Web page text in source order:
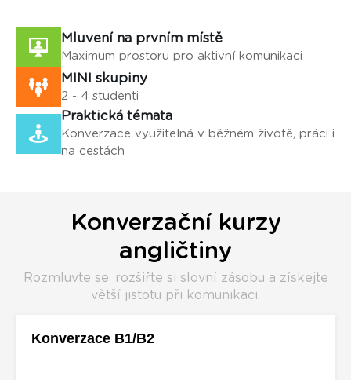
Mluvení na prvním místě
Maximum prostoru pro aktivní komunikaci
MINI skupiny
2 - 4 studenti
Praktická témata
Konverzace využitelná v běžném životě, práci i
na cestách
Konverzační kurzy
angličtiny
Rozmluvte se, rozšiřte si slovní zásobu a získejte
větší jistotu při komunikaci.
Konverzace B1/B2